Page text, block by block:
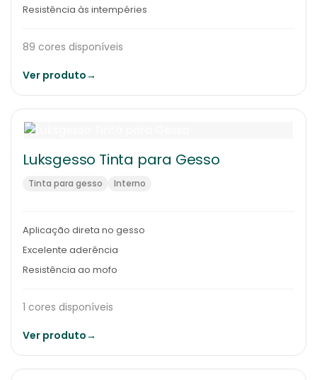
Resistência às intempéries
89 cores disponíveis
Ver produto→
Luksgesso Tinta para Gesso
Tinta para gesso Interno
Aplicação direta no gesso
Excelente aderência
Resistência ao mofo
1 cores disponíveis
Ver produto→